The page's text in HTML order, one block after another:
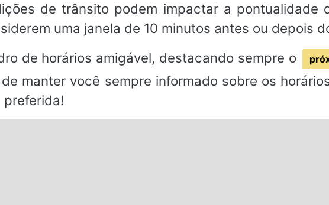
de trânsito podem impactar a pontualidade
uma janela de 10 minutos antes ou depois
de horários amigável, destacando sempre o
manter você sempre informado sobre os
preferida!